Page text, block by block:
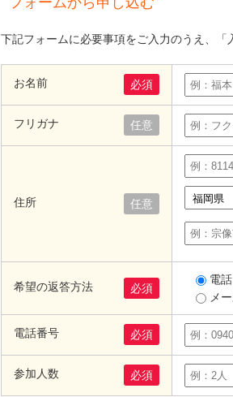
下記フォームに必要事項をご入力のうえ、
お名前 必須
フリガナ 任意
住所 任意
希望の返答方法 必須
電話
メ
電話番号 必須
参加人数 必須